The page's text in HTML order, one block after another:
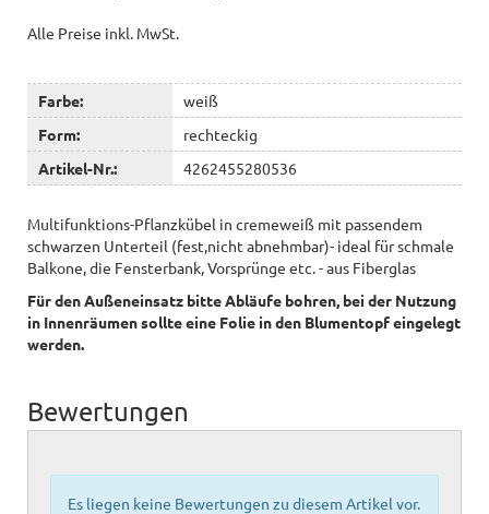
Alle Preise inkl. MwSt.
Farbe:
weiß
Form:
rechteckig
Artikel-Nr.:
4262455280536
Multifunktions-Pflanzkübel in cremeweiß mit passendem
schwarzen Unterteil (fest,nicht abnehmbar)- ideal für schmale
Balkone, die Fensterbank, Vorsprünge etc. - aus Fiberglas
Für den Außeneinsatz bitte Abläufe bohren, bei der Nutzung
in Innenräumen sollte eine Folie in den Blumentopf eingelegt
werden.
Bewertungen
Es liegen keine Bewertungen zu diesem Artikel vor.